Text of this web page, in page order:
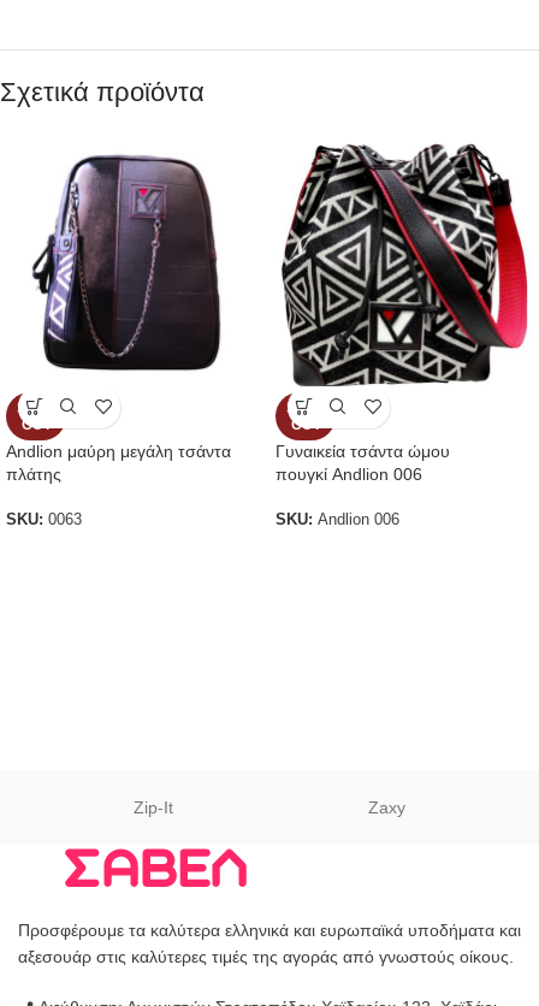
Σχετικά προϊόντα
SOLD
OUT
Andlion μαύρη μεγάλη τσάντα
πλάτης
SKU: 0063
SOLD
OUT
Γυναικεία τσάντα ώμου
πουγκί Andlion 006
SKU: Andlion 006
Zip-It Zaxy
Προσφέρουμε τα καλύτερα ελληνικά και ευρωπαϊκά υποδήματα και
αξεσουάρ στις καλύτερες τιμές της αγοράς από γνωστούς οίκους.